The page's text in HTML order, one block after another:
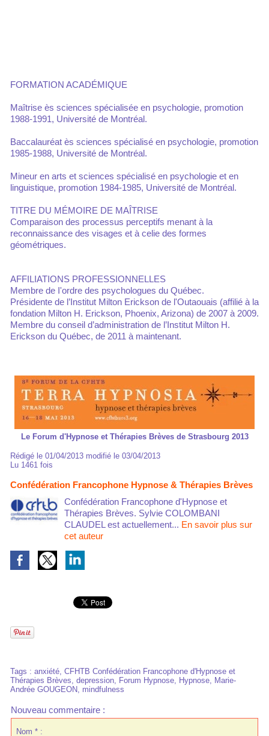
FORMATION ACADÉMIQUE
Maîtrise ès sciences spécialisée en psychologie, promotion
1988-1991, Université de Montréal.
Baccalauréat ès sciences spécialisé en psychologie, promotion
1985-1988, Université de Montréal.
Mineur en arts et sciences spécialisé en psychologie et en
linguistique, promotion 1984-1985, Université de Montréal.
TITRE DU MÉMOIRE DE MAÎTRISE
Comparaison des processus perceptifs menant à la
reconnaissance des visages et à celie des formes
géométriques.
AFFILIATIONS PROFESSIONNELLES
Membre de I'ordre des psychologues du Québec.
Présidente de l’Institut Milton Erickson de l'Outaouais (affilié à la
fondation Milton H. Erickson, Phoenix, Arizona) de 2007 à 2009.
Membre du conseil d’administration de l’Institut Milton H.
Erickson du Québec, de 2011 à maintenant.
Le Forum d'Hypnose et Thérapies Brèves de Strasbourg 2013
Rédigé le 01/04/2013 modifié le 03/04/2013
Lu 1461 fois
Confédération Francophone Hypnose & Thérapies Brèves
Confédération Francophone d'Hypnose et
Thérapies Brèves. Sylvie COLOMBANI
CLAUDEL est actuellement... En savoir plus sur
cet auteur
Tags : anxiété, CFHTB Confédération Francophone d'Hypnose et
Thérapies Brèves, depression, Forum Hypnose, Hypnose, Marie-
Andrée GOUGEON, mindfulness
Nouveau commentaire :
Nom * :